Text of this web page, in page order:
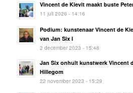
Vincent de Kievit maakt buste
11 juli 2026 - 14:16
Podium: kunstenaar Vincent de
van Jan Six I
2 december 2023 - 15:48
Jan Six onhult kunstwerk Vincent
Hillegom
22 november 2023 - 15:29